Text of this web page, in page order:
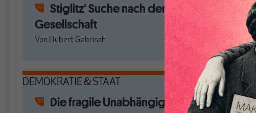
Stiglitz‘ Suche nach der Guten
Gesellschaft
Von Hubert Gabrisch
DEMOKRATIE & STAAT
Die fragile Unabhängigkeit der